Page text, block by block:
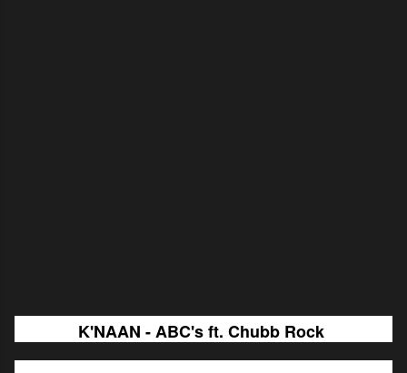
K'NAAN - ABC's ft. Chubb Rock